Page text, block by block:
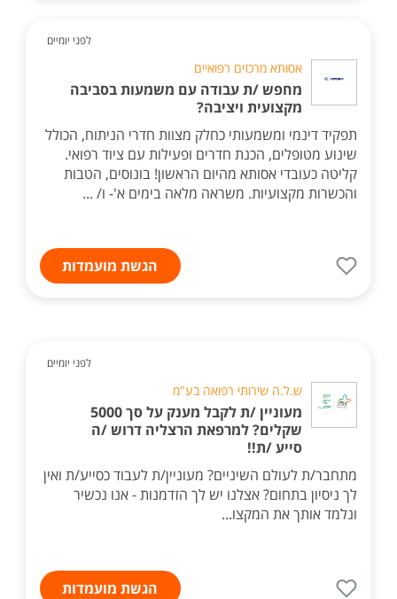
לפני יומיים
אסותא מרכזים רפואיים
מחפש /ת עבודה עם משמעות בסביבה
מקצועית ויציבה?
תפקיד דינמי ומשמעותי כחלק מצוות חדרי הניתוח, הכולל
שינוע מטופלים, הכנת חדרים ופעילות עם ציוד רפואי.
קליטה כעובדי אסותא מהיום הראשון! בונוסים, הטבות
והכשרות מקצועיות. משראה מלאה בימים א'- ו/ ...
הגשת מועמדות
לפני יומיים
ש.ל.ה שירותי רפואה בע"מ
מעוניין /ת לקבל מענק על סך 5000
שקלים? למרפאת הרצליה דרוש /ה
סייע /ת!!
מתחבר/ת לעולם השיניים? מעוניין/ת לעבוד כסייע/ת ואין
לך ניסיון בתחום? אצלנו יש לך הזדמנות - אנו נכשיר
ונלמד אותך את המקצו...
הגשת מועמדות